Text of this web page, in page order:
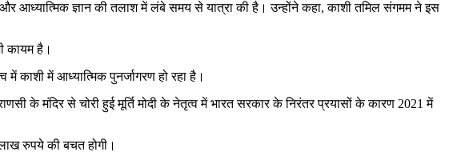
आध्यात्मिक ज्ञान की तलाश में लंबे समय से यात्रा की है। उन्होंने कहा, काशी तमिल संगमम ने इस
कायम है।
काशी में आध्यात्मिक पुनर्जागरण हो रहा है।
के मंदिर से चोरी हुई मूर्ति मोदी के नेतृत्व में भारत सरकार के निरंतर प्रयासों के कारण 2021 में
रुपये की बचत होगी।